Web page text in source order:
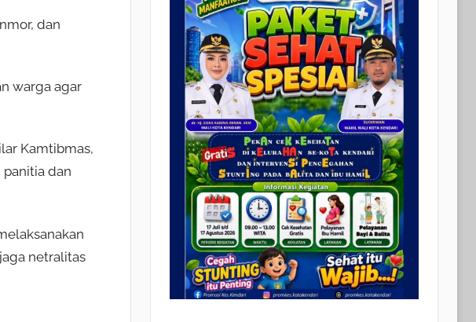
dan
warga agar
Kamtibmas,
panitia dan
netralitas